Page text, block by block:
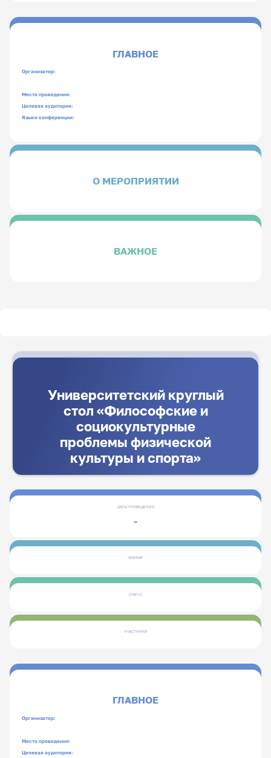
ГЛАВНОЕ
Организатор:
Место проведения:
Целевая аудитория:
Языки конференции:
О МЕРОПРИЯТИИ
ВАЖНОЕ
Университетский круглый
стол «Философские и
социокультурные
проблемы физической
культуры и спорта»
ДАТЫ ПРОВЕДЕНИЯ
-
ФОРМАТ
СТАТУС
УЧАСТНИКИ
ГЛАВНОЕ
Организатор:
Место проведения:
Целевая аудитория: